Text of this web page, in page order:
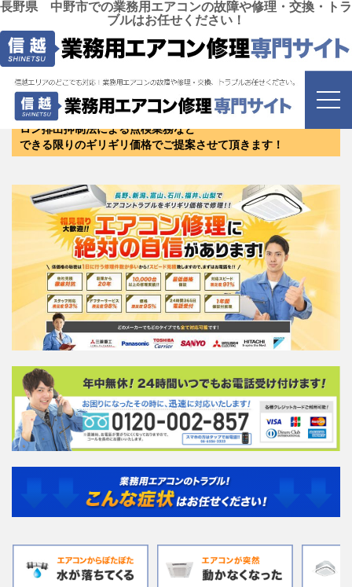
長野県 中野市での業務用エアコンの故障や修理・交換・トラ
ブルはお任せください！
長野県 中野市にお住まいのお客様は是非お問い合わせく
ださい！
修理・リニューアル・新設・エアコンクリーニング・保守・フ
ロン排出抑制法による点検業務など
できる限りのギリギリ価格でご提案させて頂きます！